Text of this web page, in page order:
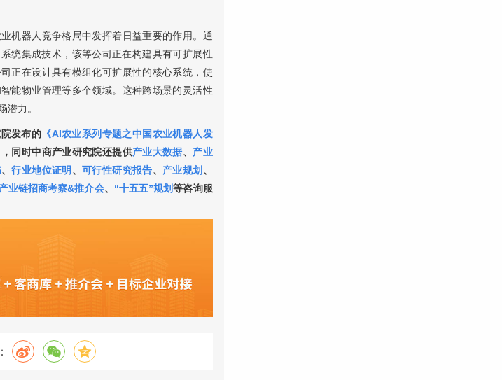
机器人竞争格局中发挥着日益重要的作用。通
统集成技术，该等公司正在构建具有可扩展性
正在设计具有模组化可扩展性的核心系统，使
能物业管理等多个领域。这种跨场景的灵活性
潜力。
发布的 《AI农业系列专题之中国农业机器人发
， 同时中商产业研究院还提供产业大数据、 产业
、行业地位证明、可行性研究报告、 产业规划、
产业链招商考察&推介会、 “十五五”规划等咨询服